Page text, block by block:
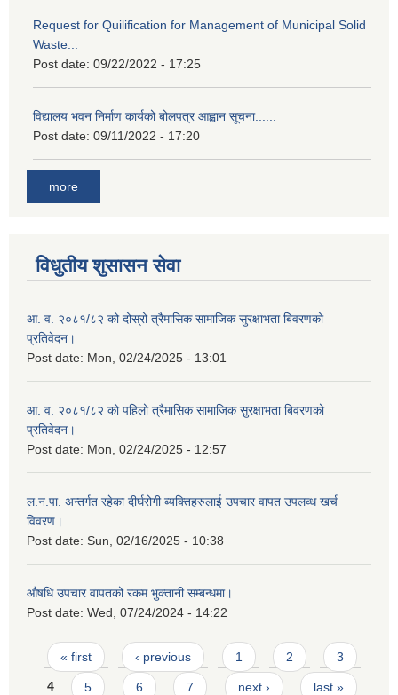
Request for Quilification for Management of Municipal Solid
Waste...
Post date: 09/22/2022 - 17:25
विद्यालय भवन निर्माण कार्यको बोलपत्र आह्वान सूचना......
Post date: 09/11/2022 - 17:20
more
विधुतीय शुसासन सेवा
आ. व. २०८१/८२ को दोस्रो त्रैमासिक सामाजिक सुरक्षाभता बिवरणको
प्रतिवेदन।
Post date: Mon, 02/24/2025 - 13:01
आ. व. २०८१/८२ को पहिलो त्रैमासिक सामाजिक सुरक्षाभता बिवरणको
प्रतिवेदन।
Post date: Mon, 02/24/2025 - 12:57
ल.न.पा. अन्तर्गत रहेका दीर्घरोगी ब्यक्तिहरुलाई उपचार वापत उपलव्ध खर्च
विवरण।
Post date: Sun, 02/16/2025 - 10:38
औषधि उपचार वापतको रकम भुक्तानी सम्बन्धमा।
Post date: Wed, 07/24/2024 - 14:22
Pages
« first ‹ previous 1 2 3
4 5 6 7 next › last »